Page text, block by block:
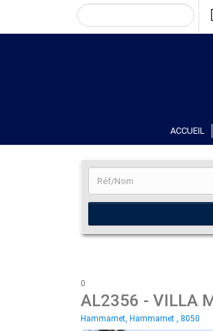
ACCUEIL
0
AL2356 - VILLA
Hammamet, Hammamet , 8050